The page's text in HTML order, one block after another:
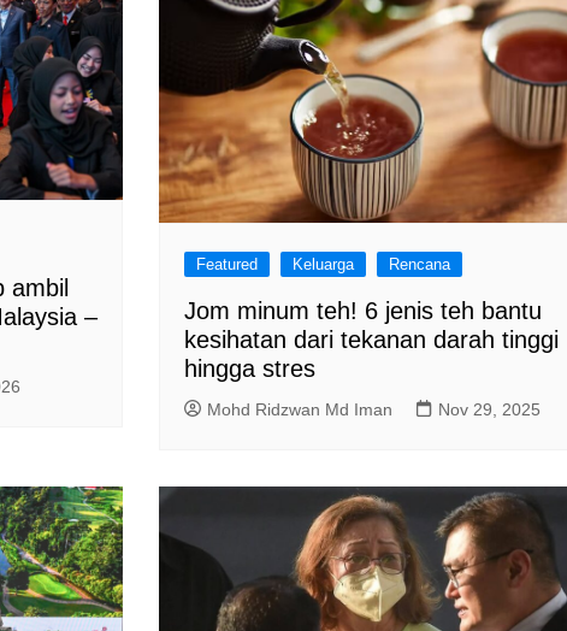
ambil
–
Featured Keluarga Rencana
Jom minum teh! 6 jenis teh bantu
kesihatan dari tekanan darah tinggi
hingga stres
Mohd Ridzwan Md Iman Nov 29, 2025